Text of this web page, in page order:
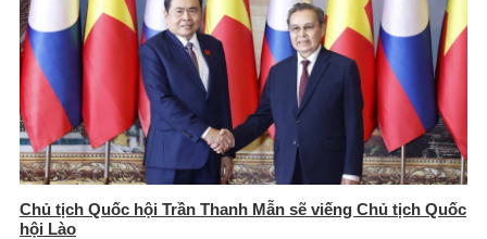
Chủ tịch Quốc hội Trần Thanh Mẫn sẽ viếng Chủ tịch Quốc
hội Lào